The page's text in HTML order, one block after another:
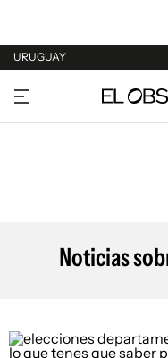
URUGUAY
URUGUAY
ARGENTINA
Noticias